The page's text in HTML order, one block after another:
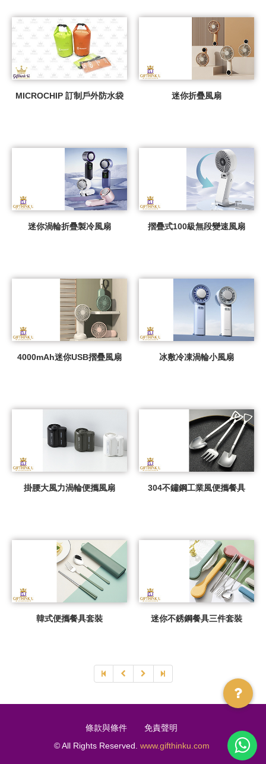
MICROCHIP 訂制戶外防水袋 迷你折疊風扇
迷你渦輪折疊製冷風扇 摺疊式100級無段變速風扇
4000mAh迷你USB摺疊風扇 冰敷冷凍渦輪小風扇
掛腰大風力渦輪便攜風扇 304不鏽鋼工業風便攜餐具
韓式便攜餐具套裝 迷你不銹鋼餐具三件套裝
條款與條件
免責聲明
© All Rights Reserved. www.gifthinku.com